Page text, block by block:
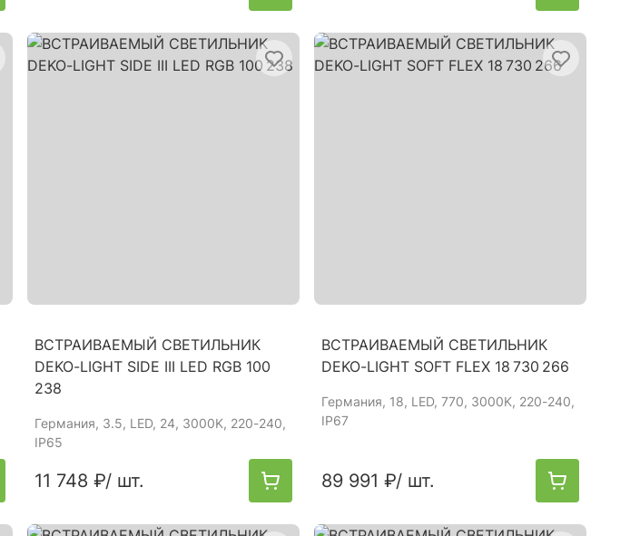
ВСТРАИВАЕМЫЙ СВЕТИЛЬНИК
DEKO-LIGHT SIDE III LED RGB 100
238
Германия, 3.5, LED, 24, 3000K, 220-240,
IP65
11 748 ₽/ шт.
ВСТРАИВАЕМЫЙ СВЕТИЛЬНИК
DEKO-LIGHT SOFT FLEX 18 730 266
Германия, 18, LED, 770, 3000K, 220-240,
IP67
89 991 ₽/ шт.